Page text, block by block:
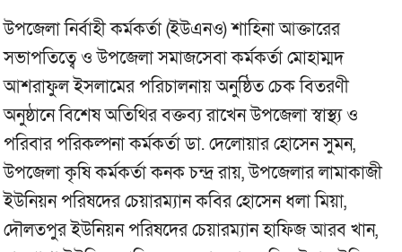
উপজেলা নির্বাহী কর্মকর্তা (ইউএনও) শাহিনা আক্তারের
সভাপতিত্বে ও উপজেলা সমাজসেবা কর্মকর্তা মোহাম্মদ
আশরাফুল ইসলামের পরিচালনায় অনুষ্ঠিত চেক বিতরণী
অনুষ্ঠানে বিশেষ অতিথির বক্তব্য রাখেন উপজেলা স্বাস্থ্য ও
পরিবার পরিকল্পনা কর্মকর্তা ডা. দেলোয়ার হোসেন সুমন,
উপজেলা কৃষি কর্মকর্তা কনক চন্দ্র রায়, উপজেলার লামাকাজী
ইউনিয়ন পরিষদের চেয়ারম্যান কবির হোসেন ধলা মিয়া,
দৌলতপুর ইউনিয়ন পরিষদের চেয়ারম্যান হাফিজ আরব খান,